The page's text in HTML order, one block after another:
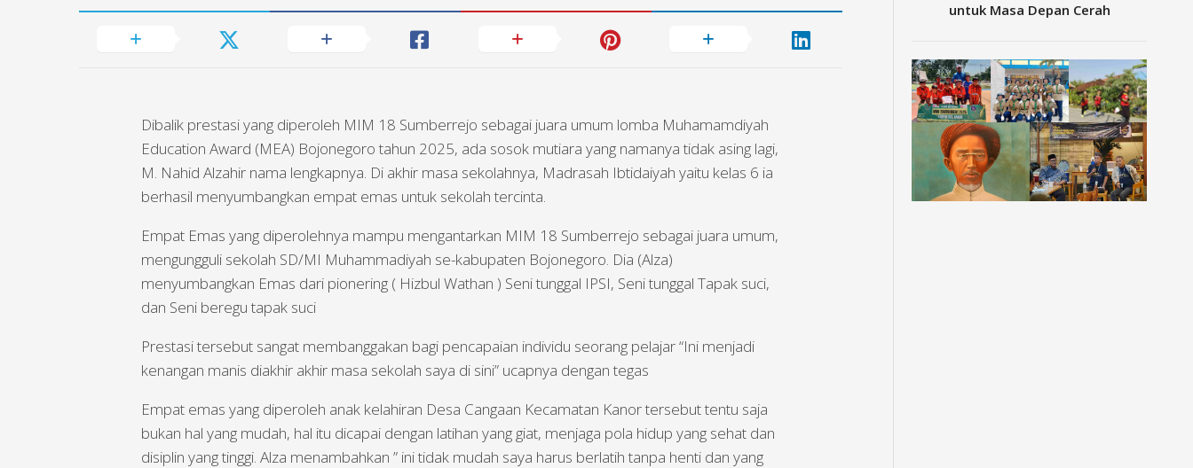
Dibalik prestasi yang diperoleh MIM 18 Sumberrejo sebagai juara umum lomba Muhamamdiyah
Education Award (MEA) Bojonegoro tahun 2025, ada sosok mutiara yang namanya tidak asing lagi,
M. Nahid Alzahir nama lengkapnya. Di akhir masa sekolahnya, Madrasah Ibtidaiyah yaitu kelas 6 ia
berhasil menyumbangkan empat emas untuk sekolah tercinta.
Empat Emas yang diperolehnya mampu mengantarkan MIM 18 Sumberrejo sebagai juara umum,
mengungguli sekolah SD/MI Muhammadiyah se-kabupaten Bojonegoro. Dia (Alza)
menyumbangkan Emas dari pionering ( Hizbul Wathan ) Seni tunggal IPSI, Seni tunggal Tapak suci,
dan Seni beregu tapak suci
Prestasi tersebut sangat membanggakan bagi pencapaian individu seorang pelajar “Ini menjadi
kenangan manis diakhir akhir masa sekolah saya di sini” ucapnya dengan tegas
Empat emas yang diperoleh anak kelahiran Desa Cangaan Kecamatan Kanor tersebut tentu saja
bukan hal yang mudah, hal itu dicapai dengan latihan yang giat, menjaga pola hidup yang sehat dan
disiplin yang tinggi. Alza menambahkan ” ini tidak mudah saya harus berlatih tanpa henti dan yang
untuk Masa Depan Cerah